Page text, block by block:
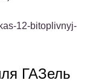
12-bitoplivnyj-
ГАЗель